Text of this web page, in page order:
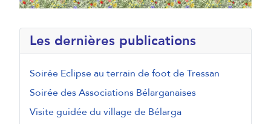
Les dernières publications
Soirée Eclipse au terrain de foot de Tressan
Soirée des Associations Bélarganaises
Visite guidée du village de Bélarga